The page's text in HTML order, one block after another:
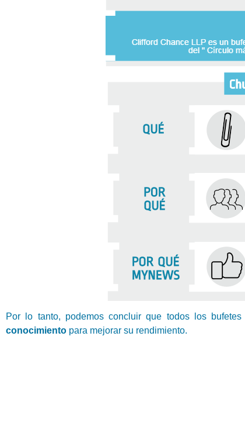
Por lo tanto, podemos concluir que todos los
conocimiento para mejorar su rendimiento.